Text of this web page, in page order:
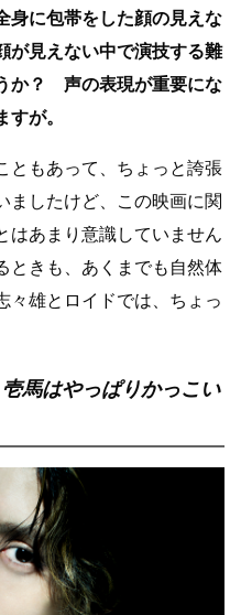
身に包帯をした顔の見えな
が見えない中で演技する難
か？ 声の表現が重要にな
が。
ともあって、ちょっと誇張
ましたけど、この映画に関
はあまり意識していません
ときも、あくまでも自然体
々雄とロイドでは、ちょっ
馬はやっぱりかっこい